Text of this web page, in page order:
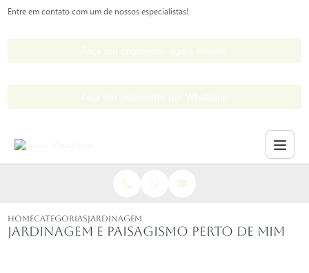
Entre em contato com um de nossos especialistas!
HOMECATEGORIASJARDINAGEM PAISAGISMO PERTO MIM
Jardinagem e paisagismo perto de mim